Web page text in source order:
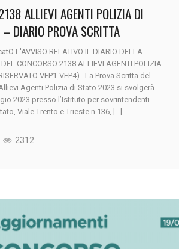
ALLIEVI AGENTI POLIZIA DI
DIARIO PROVA SCRITTA
L'AVVISO RELATIVO IL DIARIO DELLA
DEL CONCORSO 2138 ALLIEVI AGENTI POLIZIA
VFP1-VFP4) La Prova Scritta del
Agenti Polizia di Stato 2023 si svolgerà
2023 presso l’Istituto per sovrintendenti
Viale Trento e Trieste n.136, [...]
2312